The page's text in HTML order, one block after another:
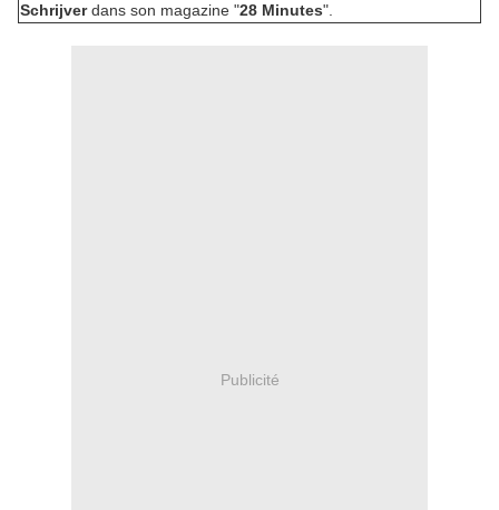
Schrijverdans son magazine "28 Minutes".
Publicité